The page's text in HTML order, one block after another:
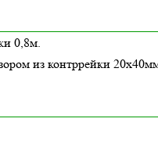
0,8м.
из контррейки